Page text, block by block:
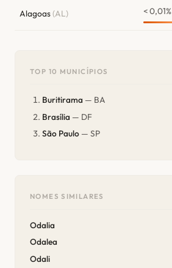
Alagoas(AL) < 0,01%
TOP 10 MUNICÍPIOS
Buritirama — BA
Brasília — DF
São Paulo — SP
NOMES SIMILARES
Odalia
Odalea
Odali